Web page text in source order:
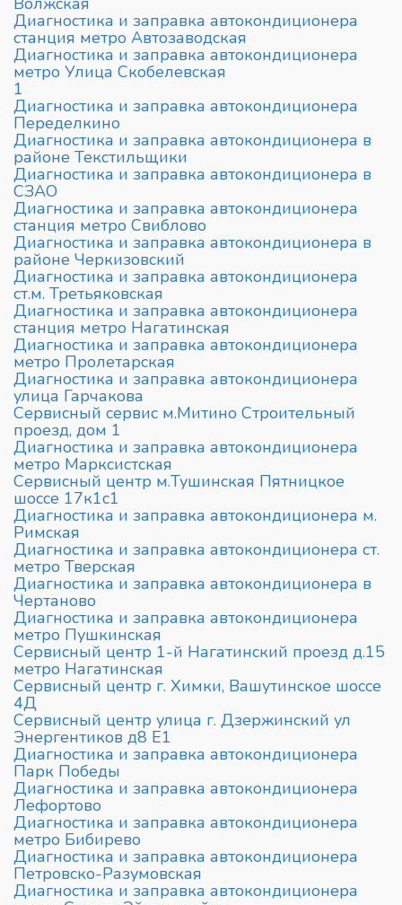
Диагностика и заправка автокондиционера
станция метро Автозаводская
Диагностика и заправка автокондиционера
метро Улица Скобелевская
1
Диагностика и заправка автокондиционера
Переделкино
Диагностика и заправка автокондиционера в
районе Текстильщики
Диагностика и заправка автокондиционера в
СЗАО
Диагностика и заправка автокондиционера
станция метро Свиблово
Диагностика и заправка автокондиционера в
районе Черкизовский
Диагностика и заправка автокондиционера
ст.м. Третьяковская
Диагностика и заправка автокондиционера
станция метро Нагатинская
Диагностика и заправка автокондиционера
метро Пролетарская
Диагностика и заправка автокондиционера
улица Гарчакова
Сервисный сервис м.Митино Строительный
проезд, дом 1
Диагностика и заправка автокондиционера
метро Марксистская
Сервисный центр м.Тушинская Пятницкое
шоссе 17к1с1
Диагностика и заправка автокондиционера м.
Римская
Диагностика и заправка автокондиционера ст.
метро Тверская
Диагностика и заправка автокондиционера в
Чертаново
Диагностика и заправка автокондиционера
метро Пушкинская
Сервисный центр 1-й Нагатинский проезд д.15
метро Нагатинская
Сервисный центр г. Химки, Вашутинское шоссе
4Д
Сервисный центр улица г. Дзержинский ул
Энергентиков д8 Е1
Диагностика и заправка автокондиционера
Парк Победы
Диагностика и заправка автокондиционера
Лефортово
Диагностика и заправка автокондиционера
метро Бибирево
Диагностика и заправка автокондиционера
Петровско-Разумовская
Диагностика и заправка автокондиционера